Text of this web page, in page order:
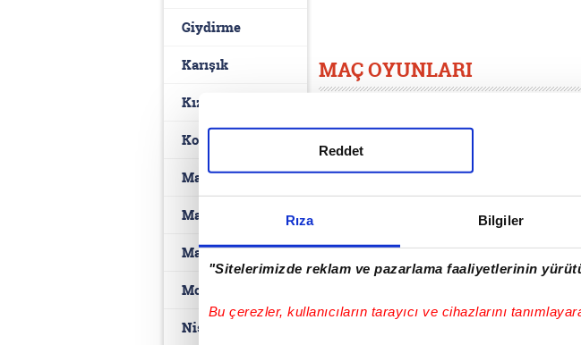
Rıza Bilgiler
"Sitelerimizde reklam ve pazarlama faaliyetlerinin
Bu çerezler, kullanıcıların tarayıcı ve cihazlarını
Reddet
Giydirme
Karışık
Kız
Komik
Macera
Makyaj
Mario
Motor
Nişan
MAÇ OYUNLARI
yanında en çok ilgi gören menajerlik
görüntülerden oluşan 3D futbol
futbol oyunları arasında sahada,